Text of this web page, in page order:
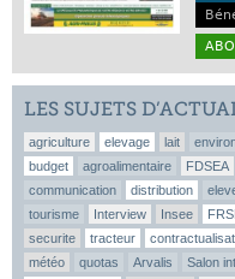
LES SUJETS
agriculture elevage lait
budget
agroalimentaire FDSEA
communication
distribution
tourisme
Interview Insee
securite
tracteur
météo
quotas Arvalis Salon